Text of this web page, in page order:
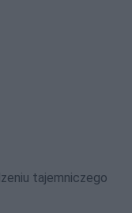
tajemniczego